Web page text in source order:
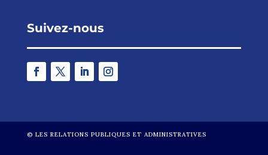
Suivez-nous
© LES RELATIONS PUBLIQUES ET ADMINISTRATIVES